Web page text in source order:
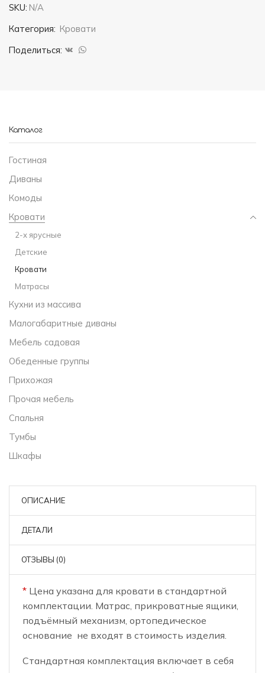
Афина
SKU: N/A
Категория: Кровати
Поделиться:
Каталог
Гостиная
Диваны
Комоды
Кровати
2-х ярусные
Детские
Кровати
Матрасы
Кухни из массива
Малогабаритные диваны
Мебель садовая
Обеденные группы
Прихожая
Прочая мебель
Спальня
Тумбы
Шкафы
ОПИСАНИЕ
ДЕТАЛИ
ОТЗЫВЫ (0)
* Цена указана для кровати в стандартной
комплектации. Матрас, прикроватные ящики,
подъёмный механизм, ортопедическое
основание не входят в стоимость изделия.
Стандартная комплектация включает в себя